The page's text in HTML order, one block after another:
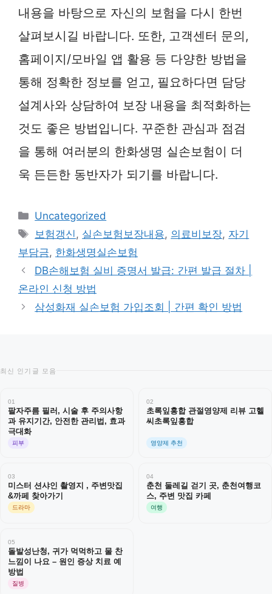
내용을 바탕으로 자신의 보험을 다시 한번
살펴보시길 바랍니다. 또한, 고객센터 문의,
홈페이지/모바일 앱 활용 등 다양한 방법을
통해 정확한 정보를 얻고, 필요하다면 담당
설계사와 상담하여 보장 내용을 최적화하는
것도 좋은 방법입니다. 꾸준한 관심과 점검
을 통해 여러분의 한화생명 실손보험이 더
욱 든든한 동반자가 되기를 바랍니다.
카
테
리
Uncategorized
태
그
보험갱신 , 실손보험보장내용, 의료비보장, 자기
부담금, 한화생명실손보험
DB손해보험 실비 증명서 발급: 간편 발급 절차 |
온라인 신청 방법
삼성화재 실손보험 가입조회 | 간편 확인 방법
최신 인기글 모음
01
팔자주름 필러, 시술 후 주의사항
과 유지기간, 안전한 관리법, 효과
극대화
피부
02
초록잎홍합 관절영양제 리뷰 고헬
씨초록잎홍합
영양제 추천
03
미스터 션샤인 촬영지 , 주변맛집
&까페 찾아가기
드라마
04
춘천 둘레길 걷기 곳, 춘천여행코
스, 주변 맛집 카페
여행
05
돌발성난청, 귀가 먹먹하고 물 찬
느낌이 나요 – 원인 증상 치료 예
방법
질병